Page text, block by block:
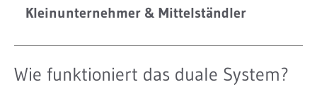
Kleinunternehmer & Mittelständler
Wie funktioniert das duale System?